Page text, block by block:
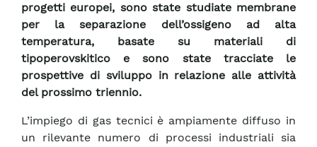
progetti europei, sono state studiate membrane
per la separazione dell’ossigeno ad alta
temperatura, basate su materiali di
tipoperovskitico e sono state tracciate le
prospettive di sviluppo in relazione alle attività
del prossimo triennio.
L’impiego di gas tecnici è ampiamente diffuso in
un rilevante numero di processi industriali sia